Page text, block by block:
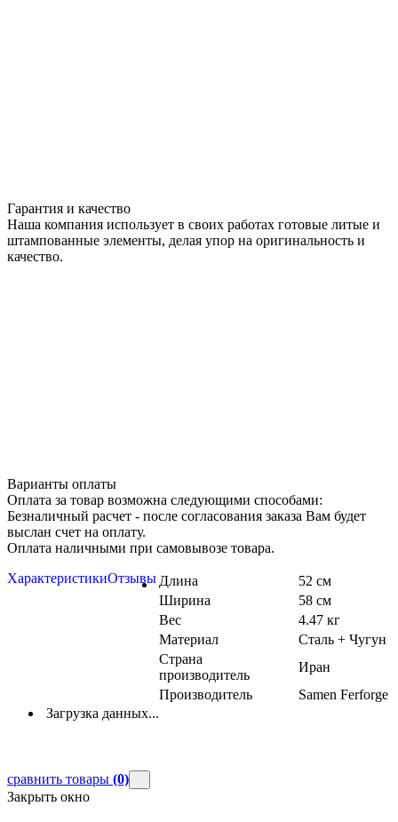
Гарантия и качество
Наша компания использует в своих работах готовые литые и
штампованные элементы, делая упор на оригинальность и
качество.
Варианты оплаты
Оплата за товар возможна следующими способами:
Безналичный расчет - после согласования заказа Вам будет
выслан счет на оплату.
Оплата наличными при самовывозе товара.
ХарактеристикиОтзывы Длина
52 см
Ширина
58 см
Вес
4.47 кг
Материал
Сталь + Чугун
Страна
производитель
Иран
Производитель
Samen Ferforge
Загрузка данных...
сравнить товары (0)
Закрыть окно